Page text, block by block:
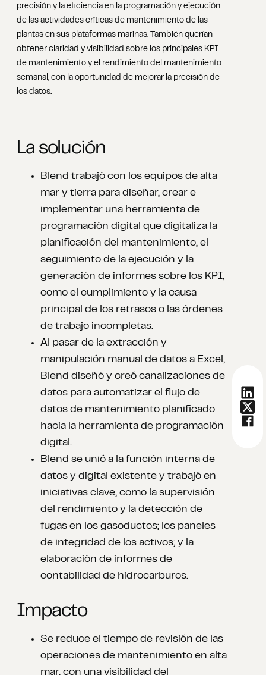
precisión y la eficiencia en la programación y ejecución
de las actividades críticas de mantenimiento de las
plantas en sus plataformas marinas. También querían
obtener claridad y visibilidad sobre los principales KPI
de mantenimiento y el rendimiento del mantenimiento
semanal, con la oportunidad de mejorar la precisión de
los datos.
La solución
Blend trabajó con los equipos de alta
mar y tierra para diseñar, crear e
implementar una herramienta de
programación digital que digitaliza la
planificación del mantenimiento, el
seguimiento de la ejecución y la
generación de informes sobre los KPI,
como el cumplimiento y la causa
principal de los retrasos o las órdenes
de trabajo incompletas.
Al pasar de la extracción y
manipulación manual de datos a Excel,
Blend diseñó y creó canalizaciones de
datos para automatizar el flujo de
datos de mantenimiento planificado
hacia la herramienta de programación
digital.
Blend se unió a la función interna de
datos y digital existente y trabajó en
iniciativas clave, como la supervisión
del rendimiento y la detección de
fugas en los gasoductos; los paneles
de integridad de los activos; y la
elaboración de informes de
contabilidad de hidrocarburos.
Impacto
Se reduce el tiempo de revisión de las
operaciones de mantenimiento en alta
mar, con una visibilidad del